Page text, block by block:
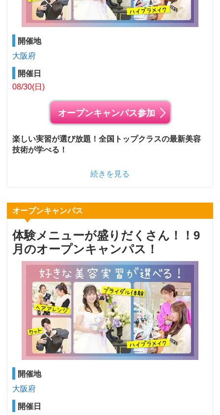
開催地
大阪府
開催日
08/30(日)
オープンキャンパス参加
楽しい実習が選び放題！全国トップクラスの最新美容
技術が学べる！
続きを見る
オープンキャンパス
体験メニューが盛りだくさん！！9
月のオープンキャンパス！
開催地
大阪府
開催日